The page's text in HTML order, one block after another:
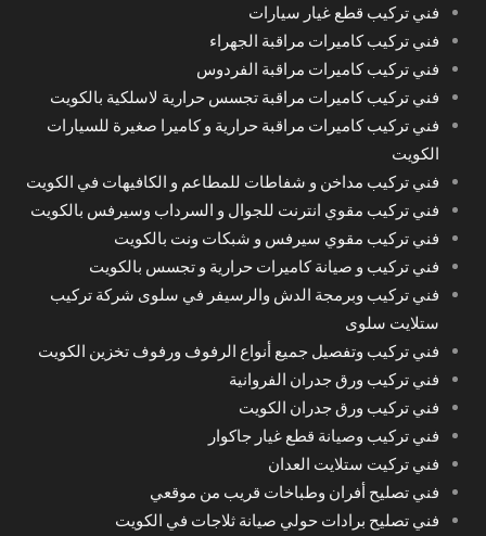
فني تركيب قطع غيار سيارات
فني تركيب كاميرات مراقبة الجهراء
فني تركيب كاميرات مراقبة الفردوس
فني تركيب كاميرات مراقبة تجسس حرارية لاسلكية بالكويت
فني تركيب كاميرات مراقبة حرارية و كاميرا صغيرة للسيارات
الكويت
فني تركيب مداخن و شفاطات للمطاعم و الكافيهات في الكويت
فني تركيب مقوي انترنت للجوال و السرداب وسيرفس بالكويت
فني تركيب مقوي سيرفس و شبكات ونت بالكويت
فني تركيب و صيانة كاميرات حرارية و تجسس بالكويت
فني تركيب وبرمجة الدش والرسيفر في سلوى شركة تركيب
ستلايت سلوى
فني تركيب وتفصيل جميع أنواع الرفوف ورفوف تخزين الكويت
فني تركيب ورق جدران الفروانية
فني تركيب ورق جدران الكويت
فني تركيب وصيانة قطع غيار جاكوار
فني تركيت ستلايت العدان
فني تصليح أفران وطباخات قريب من موقعي
فني تصليح برادات حولي صيانة ثلاجات في الكويت